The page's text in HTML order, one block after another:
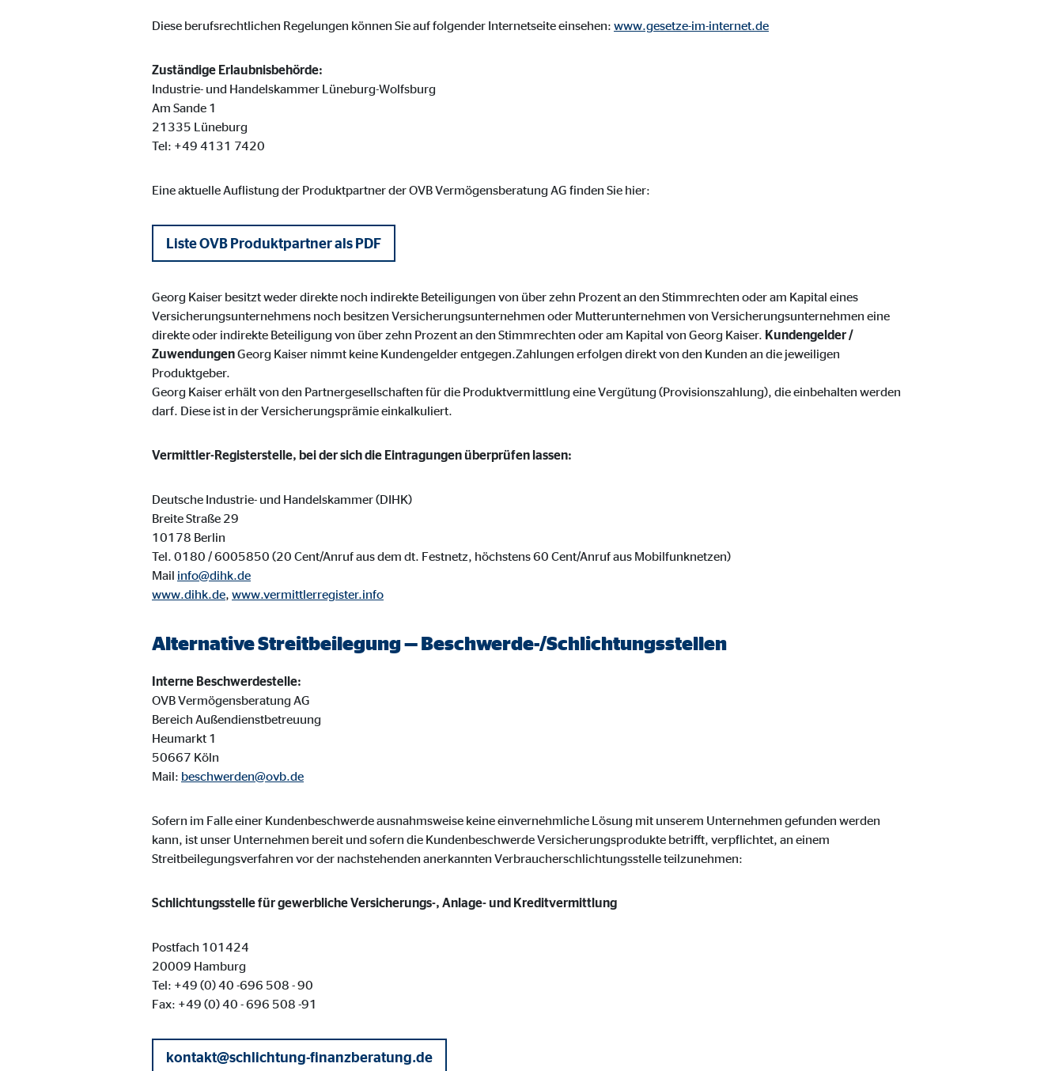
Diese berufsrechtlichen Regelungen können Sie auf folgender Internetseite einsehen: www.gesetze-im-internet.de
Zuständige Erlaubnisbehörde:
Industrie- und Handelskammer Lüneburg-Wolfsburg
Am Sande 1
21335 Lüneburg
Tel: +49 4131 7420
Eine aktuelle Auflistung der Produktpartner der OVB Vermögensberatung AG finden Sie hier:
Liste OVB Produktpartner als PDF
Georg Kaiser besitzt weder direkte noch indirekte Beteiligungen von über zehn Prozent an den Stimmrechten oder am Kapital eines
Versicherungsunternehmens noch besitzen Versicherungsunternehmen oder Mutterunternehmen von Versicherungsunternehmen eine
direkte oder indirekte Beteiligung von über zehn Prozent an den Stimmrechten oder am Kapital von Georg Kaiser. Kundengelder /
ZuwendungenGeorg Kaiser nimmt keine Kundengelder entgegen.Zahlungen erfolgen direkt von den Kunden an die jeweiligen
Produktgeber.
Georg Kaiser erhält von den Partnergesellschaften für die Produktvermittlung eine Vergütung (Provisionszahlung), die einbehalten werden
darf. Diese ist in der Versicherungsprämie einkalkuliert.
Vermittler-Registerstelle, bei der sich die Eintragungen überprüfen lassen:
Deutsche Industrie- und Handelskammer (DIHK)
Breite Straße 29
10178 Berlin
Tel. 0180 / 6005850 (20 Cent/Anruf aus dem dt. Festnetz, höchstens 60 Cent/Anruf aus Mobilfunknetzen)
Mail info@dihk.de
www.dihk.de, www.vermittlerregister.info
Alternative Streitbeilegung — Beschwerde-/Schlichtungsstellen
Interne Beschwerdestelle:
OVB Vermögensberatung AG
Bereich Außendienstbetreuung
Heumarkt 1
50667 Köln
Mail: beschwerden@ovb.de
Sofern im Falle einer Kundenbeschwerde ausnahmsweise keine einvernehmliche Lösung mit unserem Unternehmen gefunden werden
kann, ist unser Unternehmen bereit und sofern die Kundenbeschwerde Versicherungsprodukte betrifft, verpflichtet, an einem
Streitbeilegungsverfahren vor der nachstehenden anerkannten Verbraucherschlichtungsstelle teilzunehmen:
Schlichtungsstelle für gewerbliche Versicherungs-, Anlage- und Kreditvermittlung
Postfach 101424
20009 Hamburg
Tel: +49 (0) 40 -696 508 - 90
Fax: +49 (0) 40 - 696 508 -91
kontakt@schlichtung-finanzberatung.de
Cookie Laufzeit: Browser-Sitzung
Einverständnis Cookie | Empfänger: OVB
Anbieter:
Cookie Laufzeit: 1 Jahr
Statistik Cookies
Google Analytics | Empfänger: OVB, Google Ireland Ltd.
_ga, _gat_UA-41411249-1, _gid
Anbieter: Google Ireland Ltd.
Zweck: Erhebung von Statistiken zur Website-Nutzung
Cookie Laufzeit: bis zu 14 Monate
Marketing Cookies
Marketing Cookies werden eingesetzt, um personalisierte Werbung anzuzeigen. Zu diesem Zweck werden die Daten an Drittanbieter übermittelt, die die
Besucher über die Websites hinweg verfolgen.
Facebook Pixel | Empfänger: OVB, Facebook Ireland Ltd.
_fbp
Cookie Laufzeit:
Adform | Empfänger: OVB, Adform A/S
Anbieter: Adform A/S
Zweck: ad campaign
Externe Medien
Inhalte von Video- und Kartenplattformen werden beim Besuch unserer Webseite standardmäßig blockiert. Durch das Akzeptieren von externen Medien